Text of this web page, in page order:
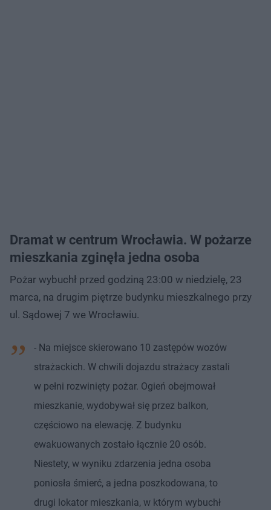
Dramat w centrum Wrocławia. W pożarze
mieszkania zginęła jedna osoba
Pożar wybuchł przed godziną 23:00 w niedzielę, 23
marca, na drugim piętrze budynku mieszkalnego przy
ul. Sądowej 7 we Wrocławiu.
- Na miejsce skierowano 10 zastępów wozów
strażackich. W chwili dojazdu strażacy zastali
w pełni rozwinięty pożar. Ogień obejmował
mieszkanie, wydobywał się przez balkon,
częściowo na elewację. Z budynku
ewakuowanych zostało łącznie 20 osób.
Niestety, w wyniku zdarzenia jedna osoba
poniosła śmierć, a jedna poszkodowana, to
drugi lokator mieszkania, w którym wybuchł